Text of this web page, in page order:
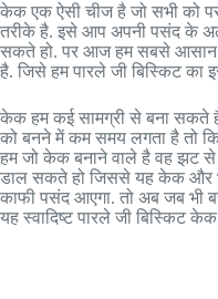
केक एक ऐसी चीज है जो सभी को
तरीके है. इसे आप अपनी पसंद के
सकते हो. पर आज हम सबसे आसान
है. जिसे हम पारले जी बिस्किट का
केक हम कई सामग्री से बना
को बनने में कम समय लगता है तो
हम जो केक बनाने वाले है वह झट
डाल सकते हो जिससे यह केक और
काफी पसंद आएगा. तो अब जब भी
यह स्वादिष्ट पारले जी बिस्किट